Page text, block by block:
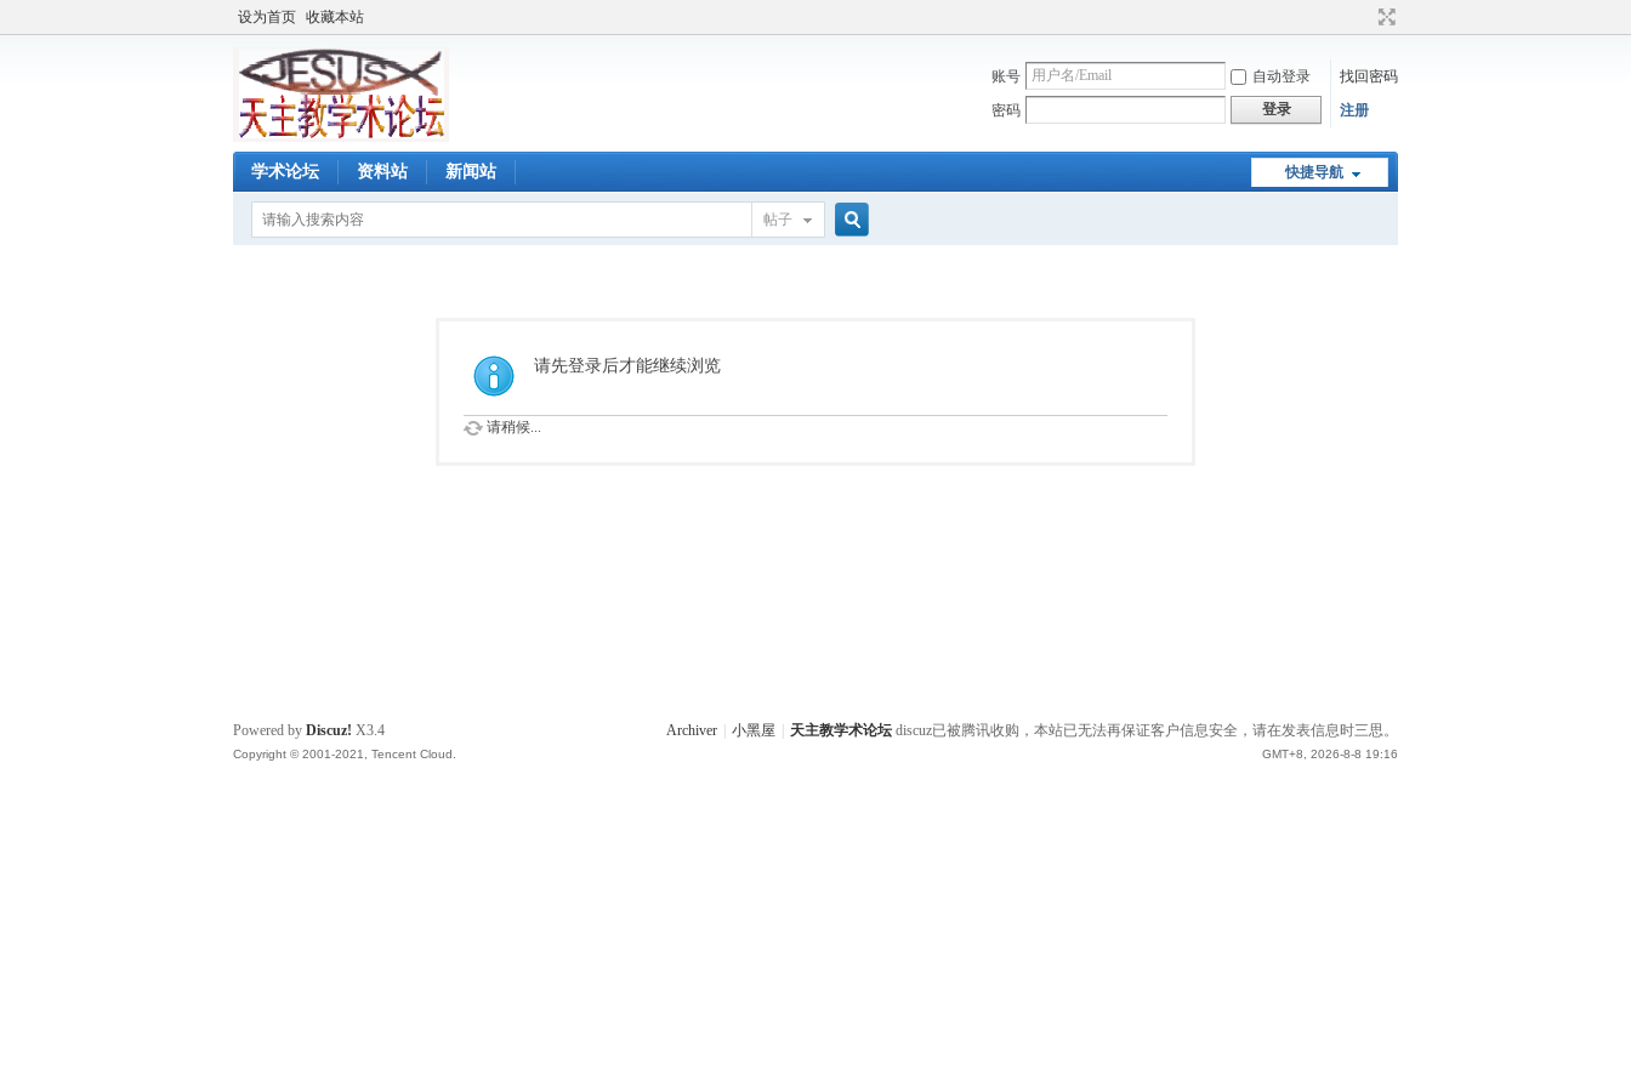
设为首页 收藏本站
账号 自动登录
找回密码
密码
登录 注册
快捷导航
学术论坛 资料站 新闻站
帖子
请先登录后才能继续浏览
请稍候...
Archiver 小黑屋 天主教学术论坛 discuz已被腾讯收购，本站已无法再保证客户信息安全，请在发表信息时三思。
GMT+8, 2026-8-8 19:16
Powered by Discuz! X3.4
Copyright © 2001-2021, Tencent Cloud.